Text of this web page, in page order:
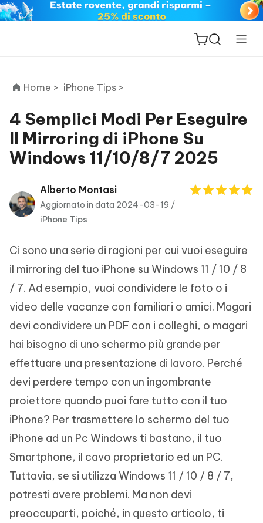
ReiBoot
for iOS
PDNob
PDF
Editor
New
iAnyGo
Home > iPhone Tips >
4 Semplici Modi Per Eseguire
Il Mirroring di iPhone Su
Windows 11/10/8/7 2025
Alberto Montasi
Aggiornato in data 2024-03-19 /
iPhone Tips
Ci sono una serie di ragioni per cui vuoi eseguire
il mirroring del tuo iPhone su Windows 11 / 10 / 8
/ 7. Ad esempio, vuoi condividere le foto o i
video delle vacanze con familiari o amici. Magari
devi condividere un PDF con i colleghi, o magari
hai bisogno di uno schermo più grande per
effettuare una presentazione di lavoro. Perché
devi perdere tempo con un ingombrante
proiettore quando puoi fare tutto con il tuo
iPhone? Per trasmettere lo schermo del tuo
iPhone ad un Pc Windows ti bastano, il tuo
Smartphone, il cavo proprietario ed un PC.
Tuttavia, se si utilizza Windows 11 / 10 / 8 / 7,
potresti avere problemi. Ma non devi
preoccuparti, poiché, in questo articolo, ti